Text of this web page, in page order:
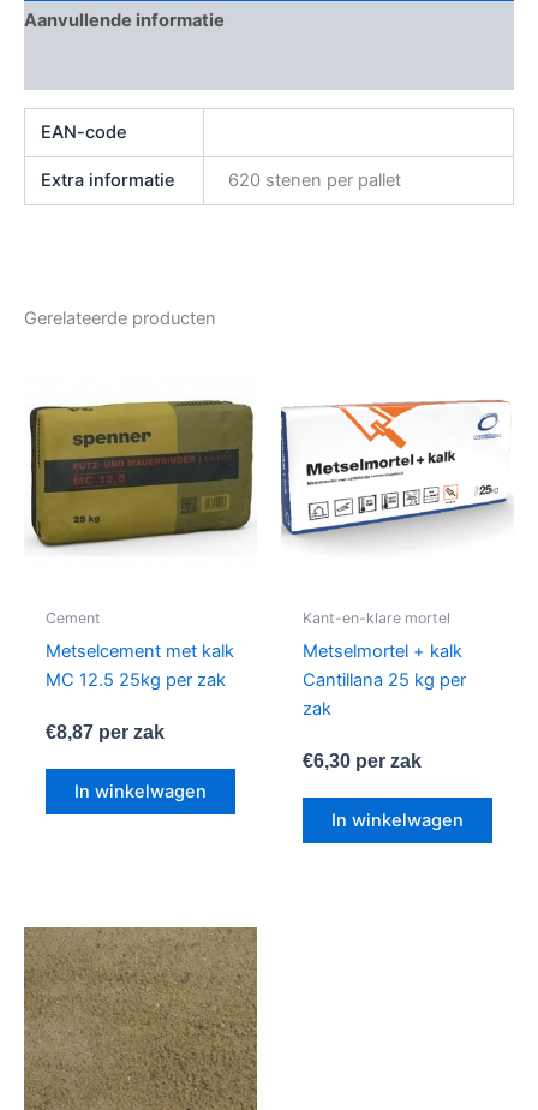
Aanvullende informatie
EAN-code
Extra informatie 620 stenen per pallet
Gerelateerde producten
Cement
Metselcement met kalk
MC 12.5 25kg per zak
€8,87per zak
In winkelwagen
Kant-en-klare mortel
Metselmortel + kalk
Cantillana 25 kg per
zak
€6,30per zak
In winkelwagen